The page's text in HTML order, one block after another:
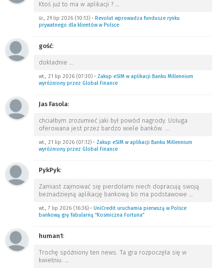
Ktoś już to ma w aplikacji ? …
śr., 29 lip 2026 (10:13) • Revolut wprowadza fundusze rynku
prywatnego dla klientów w Polsce
gość:
dokładnie …
wt., 21 lip 2026 (07:30) • Zakup eSIM w aplikacji Banku Millennium
wyróżniony przez Global Finance
Jas Fasola:
chciałbym zrozumieć jaki był powód nagrody. Usługa
oferowana jest przez bardzo wiele banków. …
wt., 21 lip 2026 (07:12) • Zakup eSIM w aplikacji Banku Millennium
wyróżniony przez Global Finance
PykPyk:
Zamiast zajmować się pierdołami niech dopracują swoją
beznadziejną aplikację bankową bo ma podstawowe …
wt., 7 lip 2026 (16:36) • UniCredit uruchamia pierwszą w Polsce
bankową grę fabularną “Kosmiczna Fortuna”
human1:
Trochę spóźniony ten news. Ta gra rozpoczęła się w
kwietniu. …